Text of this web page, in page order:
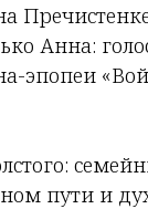
Анна:
эпопеи
пути и